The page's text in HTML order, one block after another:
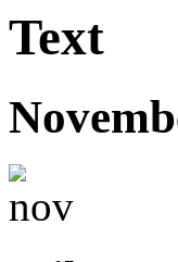
Text